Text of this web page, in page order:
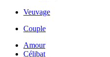
Veuvage
Couple
Amour
Célibat